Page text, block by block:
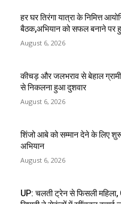
हर घर तिरंगा यात्रा के निमित्त
बैठक,अभियान को सफल बनाने पर
August 6, 2026
कीचड़ और जलभराव से बेहाल
से निकलना हुआ दुशवार
August 6, 2026
शिंजो आबे को सम्मान देने के लिए
अभियान
August 6, 2026
UP: चलती ट्रेन से फिसली महिला,